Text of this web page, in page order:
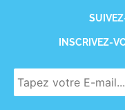
INSCRIVEZ-